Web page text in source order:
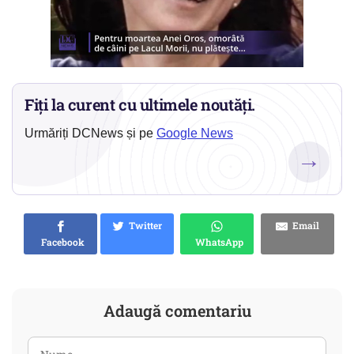
Fiți la curent cu ultimele noutăți.
Urmăriți DCNews și pe Google News
→
Facebook
Twitter
WhatsApp
Email
Adaugă comentariu